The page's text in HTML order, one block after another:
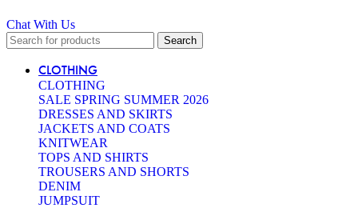
Chat With Us
Search
CLOTHING
CLOTHING
SALE SPRING SUMMER 2026
DRESSES AND SKIRTS
JACKETS AND COATS
KNITWEAR
TOPS AND SHIRTS
TROUSERS AND SHORTS
DENIM
JUMPSUIT